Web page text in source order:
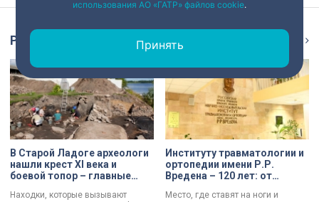
Репортаж
В Старой Ладоге археологи
нашли крест XI века и
боевой топор – главные
Находки, которые вызывают
Институту травматологии и
ортопедии имени Р.Р.
Вредена – 120 лет: от
до передового
Место, где ставят на ноги и
использования АО «ГАТР» файлов cookie.
Принять